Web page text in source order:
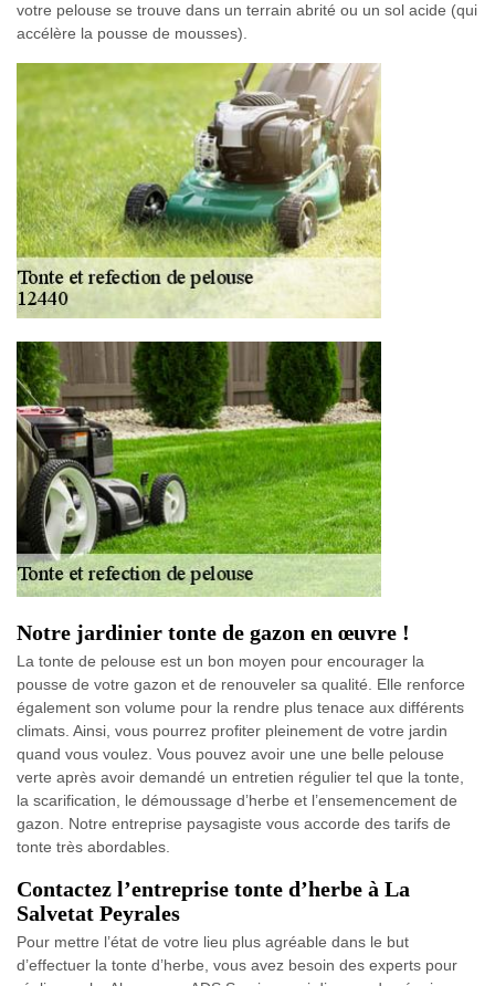
votre pelouse se trouve dans un terrain abrité ou un sol acide (qui
accélère la pousse de mousses).
Notre jardinier tonte de gazon en œuvre !
La tonte de pelouse est un bon moyen pour encourager la
pousse de votre gazon et de renouveler sa qualité. Elle renforce
également son volume pour la rendre plus tenace aux différents
climats. Ainsi, vous pourrez profiter pleinement de votre jardin
quand vous voulez. Vous pouvez avoir une une belle pelouse
verte après avoir demandé un entretien régulier tel que la tonte,
la scarification, le démoussage d’herbe et l’ensemencement de
gazon. Notre entreprise paysagiste vous accorde des tarifs de
tonte très abordables.
Contactez l’entreprise tonte d’herbe à La
Salvetat Peyrales
Pour mettre l’état de votre lieu plus agréable dans le but
d’effectuer la tonte d’herbe, vous avez besoin des experts pour